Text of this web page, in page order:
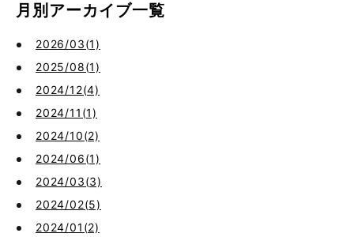
月別アーカイブ一覧
2026/03(1)
2025/08(1)
2024/12(4)
2024/11(1)
2024/10(2)
2024/06(1)
2024/03(3)
2024/02(5)
2024/01(2)